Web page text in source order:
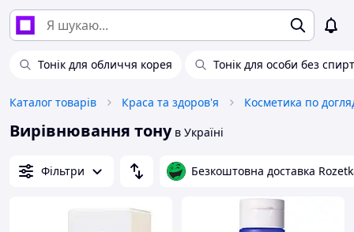
Тонік для обличчя корея Тонік для особи без
Каталог товарів Краса та здоров'я Косметика по
Вирівнювання тонув Україні
Фільтри Безкоштовна доставка